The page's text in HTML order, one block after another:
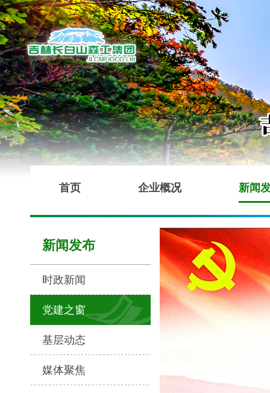
首页 企业概况 新闻
新闻发布
时政新闻
党建之窗
基层动态
媒体聚焦